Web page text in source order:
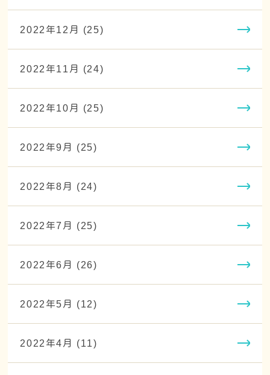
2022年12月 (25)
2022年11月 (24)
2022年10月 (25)
2022年9月 (25)
2022年8月 (24)
2022年7月 (25)
2022年6月 (26)
2022年5月 (12)
2022年4月 (11)